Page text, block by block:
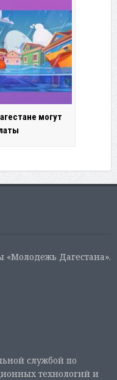
могут
«Молодежь Дагестана».
службой по
технологий и